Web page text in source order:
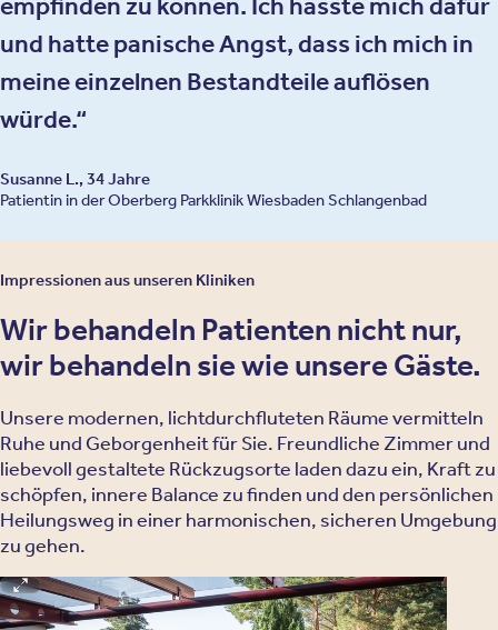
und hatte panische Angst, dass ich mich in
meine einzelnen Bestandteile auflösen
würde.
Susanne L., 34 Jahre
Patientin in der Oberberg Parkklinik Wiesbaden Schlangenbad
Impressionen aus unseren Kliniken
Wir behandeln Patienten nicht nur,
wir behandeln sie wie unsere Gäste.
Unsere modernen, lichtdurchfluteten Räume vermitteln
Ruhe und Geborgenheit für Sie. Freundliche Zimmer und
liebevoll gestaltete Rückzugsorte laden dazu ein, Kraft zu
schöpfen, innere Balance zu finden und den persönlichen
Heilungsweg in einer harmonischen, sicheren Umgebung
zu gehen.